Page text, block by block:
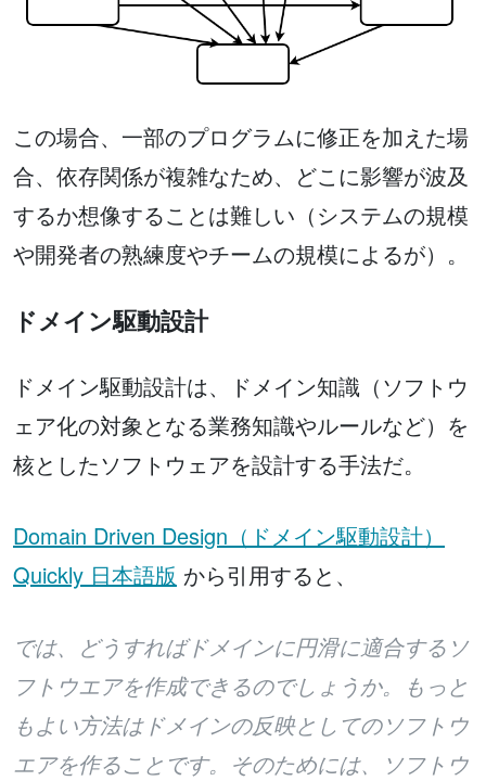
この場合、一部のプログラムに修正を加えた場
合、依存関係が複雑なため、どこに影響が波及
するか想像することは難しい（システムの規模
や開発者の熟練度やチームの規模によるが）。
ドメイン駆動設計
ドメイン駆動設計は、ドメイン知識（ソフトウ
ェア化の対象となる業務知識やルールなど）を
核としたソフトウェアを設計する手法だ。
Domain Driven Design（ドメイン駆動設計）
Quickly 日本語版 から引用すると、
では、どうすればドメインに円滑に適合するソ
フトウエアを作成できるのでしょうか。もっと
もよい方法はドメインの反映としてのソフトウ
エアを作ることです。そのためには、ソフトウ